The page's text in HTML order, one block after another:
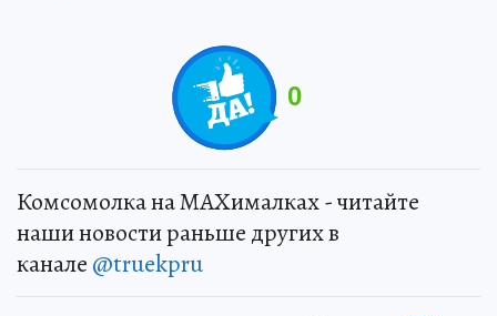
0
Комсомолка на MAXималках - читайте
наши новости раньше других в
канале @truekpru